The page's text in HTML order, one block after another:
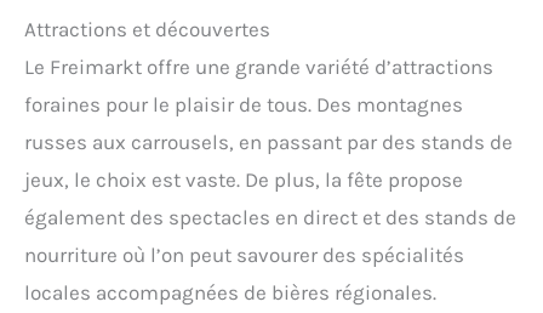
Attractions et découvertes
Le Freimarkt offre une grande variété d’attractions
foraines pour le plaisir de tous. Des montagnes
russes aux carrousels, en passant par des stands de
jeux, le choix est vaste. De plus, la fête propose
également des spectacles en direct et des stands de
nourriture où l’on peut savourer des spécialités
locales accompagnées de bières régionales.